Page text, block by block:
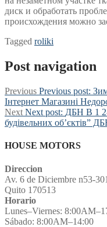
диск и обработать
происхождения можно
Tagged roliki
Post navigation
Previous Previous post:
Інтернет Магазині
Next Next post: ДБН В 1 2-
будівельних об’єктів”
HOUSE MOTORS
Direccion
Av. 6 de Diciembre n53-301
Quito 170513
Horario
Lunes–Viernes:
Sábado: 8:00AM–14:00